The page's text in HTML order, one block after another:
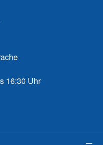
16:30 Uhr